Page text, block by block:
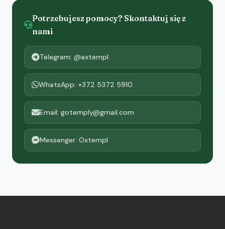
Potrzebujesz pomocy? Skontaktuj się z
nami
Telegram: @axtempl
WhatsApp: +372 5372 5910
Email: gotemply@gmail.com
Messenger: Oxtempl